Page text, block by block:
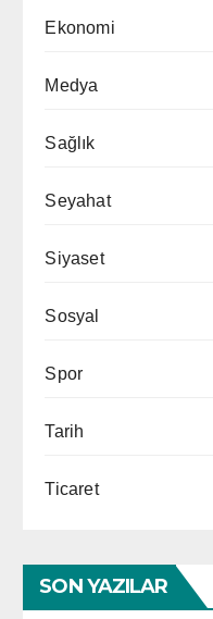
Ekonomi
Medya
Sağlık
Seyahat
Siyaset
Sosyal
Spor
Tarih
Ticaret
SON YAZILAR